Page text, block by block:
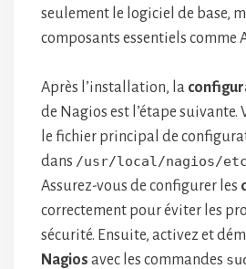
seulement le logiciel de base,
composants essentiels comme
Après l’installation, la
de Nagios est l’étape suivante.
le fichier principal de
dans /usr/local/nagios/
Assurez-vous de configurer les
correctement pour éviter les
sécurité. Ensuite, activez et
Nagios avec les commandes